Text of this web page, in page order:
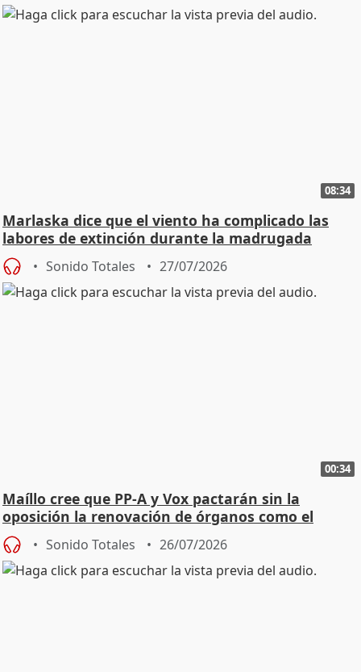
08:34
Marlaska dice que el viento ha complicado las
labores de extinción durante la madrugada
Sonido Totales 27/07/2026
00:34
Maíllo cree que PP-A y Vox pactarán sin la
oposición la renovación de órganos como el
Defensor
Sonido Totales 26/07/2026